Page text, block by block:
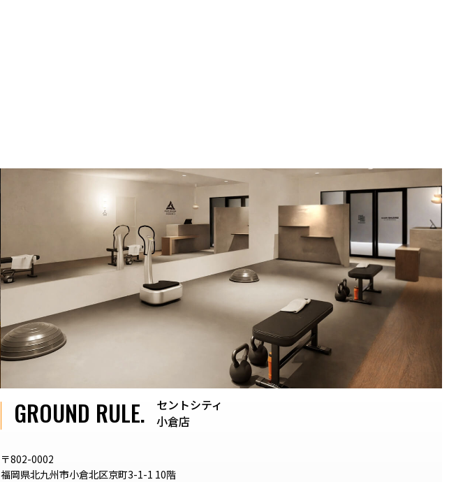
GROUND RULE.
セントシティ
小倉店
〒802-0002
福岡県北九州市小倉北区京町3-1-1 10階